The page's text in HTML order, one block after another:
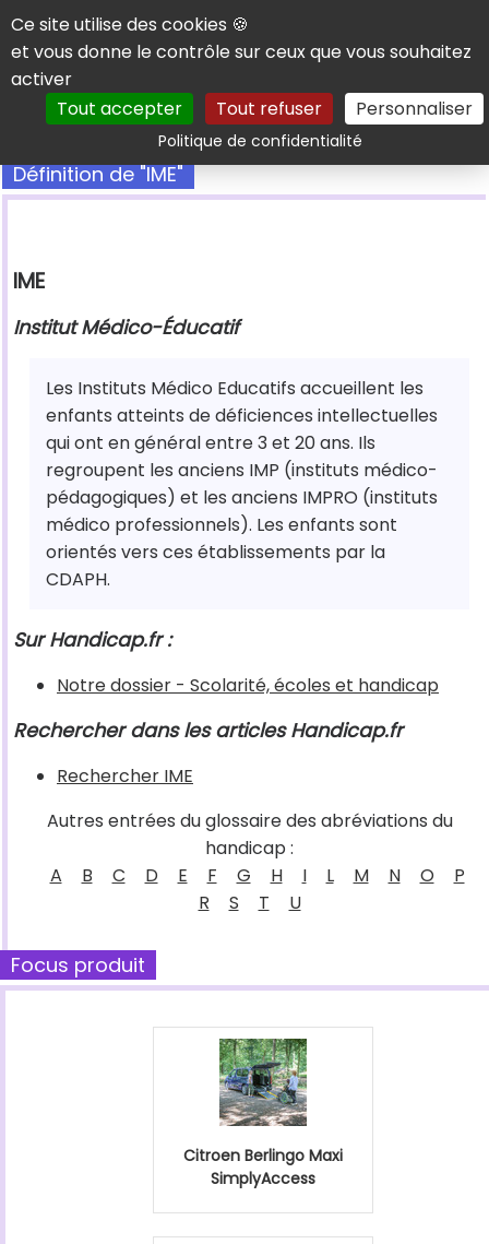
Panneau de gestion des cookies
Ce site utilise des cookies 🍪
et vous donne le contrôle sur ceux que vous souhaitez
activer
Tout accepter
Tout refuser Personnaliser
Politique de confidentialitéRechercher
Définition de "IME"
IME
Institut Médico-Éducatif
Les Instituts Médico Educatifs accueillent les
enfants atteints de déficiences intellectuelles
qui ont en général entre 3 et 20 ans. Ils
regroupent les anciens IMP (instituts médico-
pédagogiques) et les anciens IMPRO (instituts
médico professionnels). Les enfants sont
orientés vers ces établissements par la
CDAPH.
Sur Handicap.fr :
Notre dossier - Scolarité, écoles et handicap
Rechercher dans les articles Handicap.fr
Rechercher IME
Autres entrées du glossaire des abréviations du
handicap :
A
B C D E F G H I L M N O
P
R
S T U
Focus produit
Citroen Berlingo Maxi
SimplyAccess